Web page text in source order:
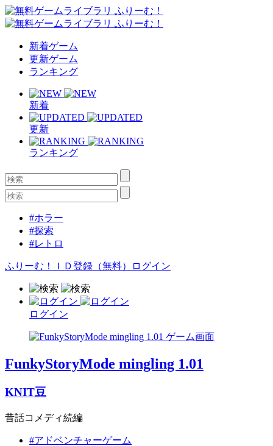
新着ゲーム
更新ゲーム
ランキング
新着
更新
ランキング
#ホラー
#探索
#レトロ
ふりーむ！ＩＤ登録（無料） ログイン
ログイン
FunkyStoryMode mingling 1.01
KNIT豆
昔話コメディ続編
#アドベンチャーゲーム